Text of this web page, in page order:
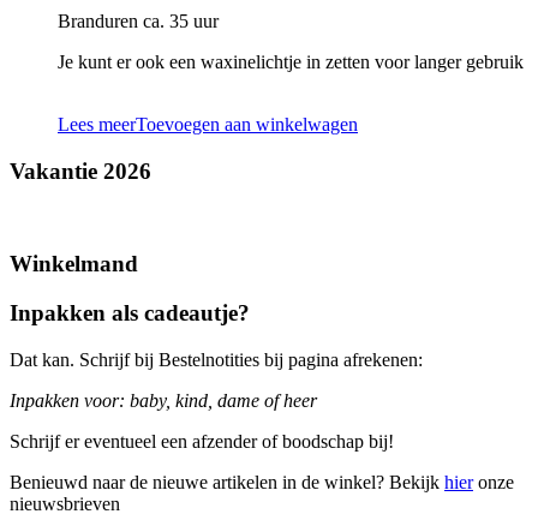
Branduren ca. 35 uur
Je kunt er ook een waxinelichtje in zetten voor langer gebruik
Lees meerToevoegen aan winkelwagen
Vakantie 2026
Winkelmand
Inpakken als cadeautje?
Dat kan. Schrijf bij Bestelnotities bij pagina afrekenen:
Inpakken voor: baby, kind, dame of heer
Schrijf er eventueel een afzender of boodschap bij!
Benieuwd naar de nieuwe artikelen in de winkel? Bekijk hieronze
nieuwsbrieven